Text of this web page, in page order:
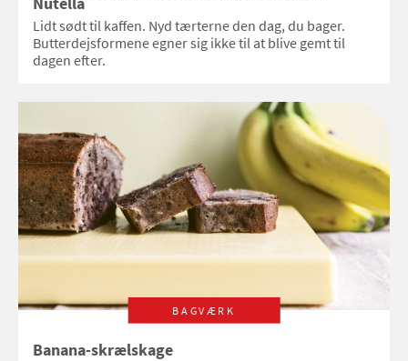
Lidt sødt til kaffen. Nyd tærterne den dag, du bager.
Butterdejsformene egner sig ikke til at blive gemt til
dagen efter.
BAGVÆRK
Banana-skrælskage